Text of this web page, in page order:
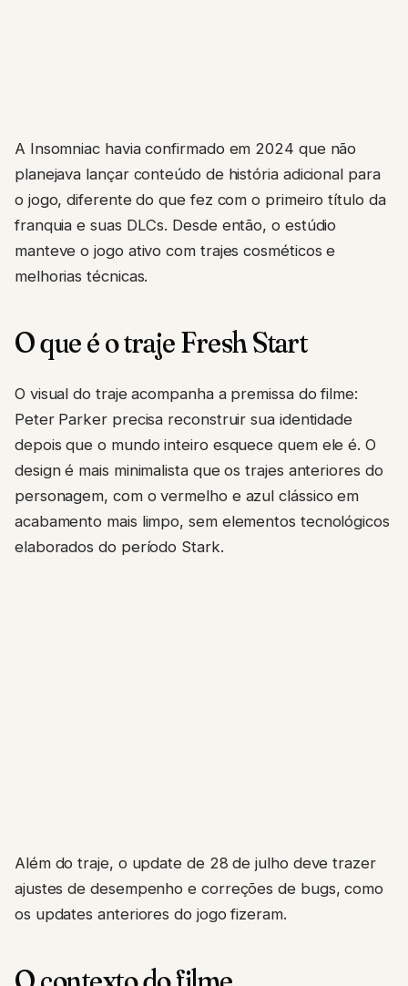
A Insomniac havia confirmado em 2024 que não
planejava lançar conteúdo de história adicional para
o jogo, diferente do que fez com o primeiro título da
franquia e suas DLCs. Desde então, o estúdio
manteve o jogo ativo com trajes cosméticos e
melhorias técnicas.
O que é o traje Fresh Start
O visual do traje acompanha a premissa do filme:
Peter Parker precisa reconstruir sua identidade
depois que o mundo inteiro esquece quem ele é. O
design é mais minimalista que os trajes anteriores do
personagem, com o vermelho e azul clássico em
acabamento mais limpo, sem elementos tecnológicos
elaborados do período Stark.
Além do traje, o update de 28 de julho deve trazer
ajustes de desempenho e correções de bugs, como
os updates anteriores do jogo fizeram.